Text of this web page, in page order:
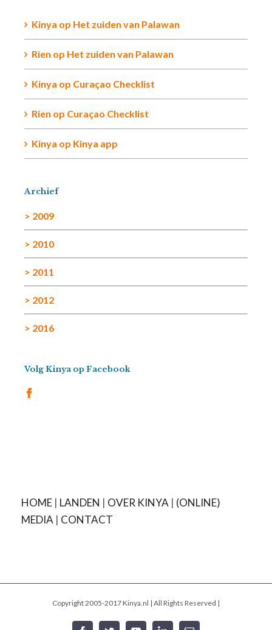
Kinya op Het zuiden van Palawan
Rien op Het zuiden van Palawan
Kinya op Curaçao Checklist
Rien op Curaçao Checklist
Kinya op Kinya app
Archief
> 2009
> 2010
> 2011
> 2012
> 2016
Volg Kinya op Facebook
HOME| LANDEN | OVER KINYA| (ONLINE)
MEDIA| CONTACT
Copyright 2005-2017 Kinya.nl | All Rights Reserved |